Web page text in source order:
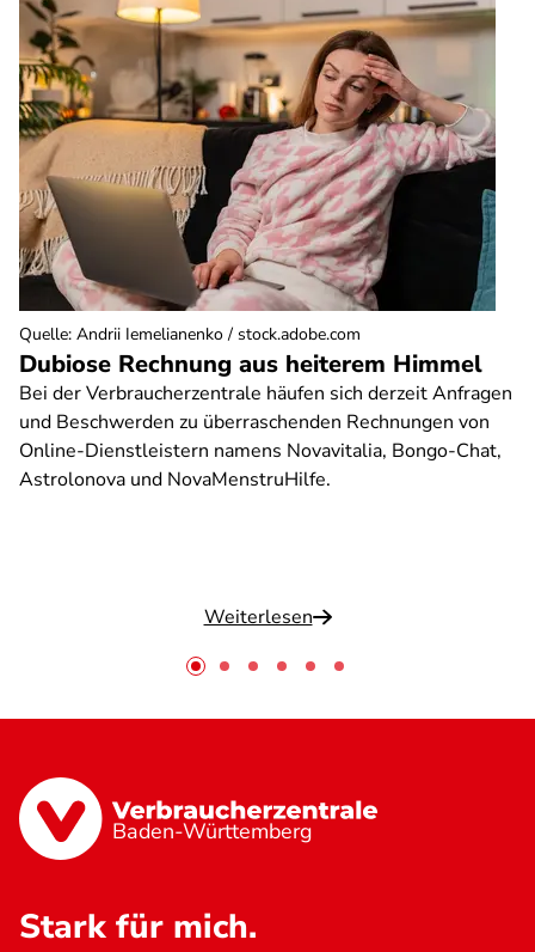
Dubiose Rechnung aus heiterem Himmel
Bei der Verbraucherzentrale häufen sich derzeit Anfragen
und Beschwerden zu überraschenden Rechnungen von
Online-Dienstleistern namens Novavitalia, Bongo-Chat,
Astrolonova und NovaMenstruHilfe.
Weiterlesen
Quelle: Andrii Iemelianenko / stock.adobe.com
Baden-Württemberg
Stark für mich.